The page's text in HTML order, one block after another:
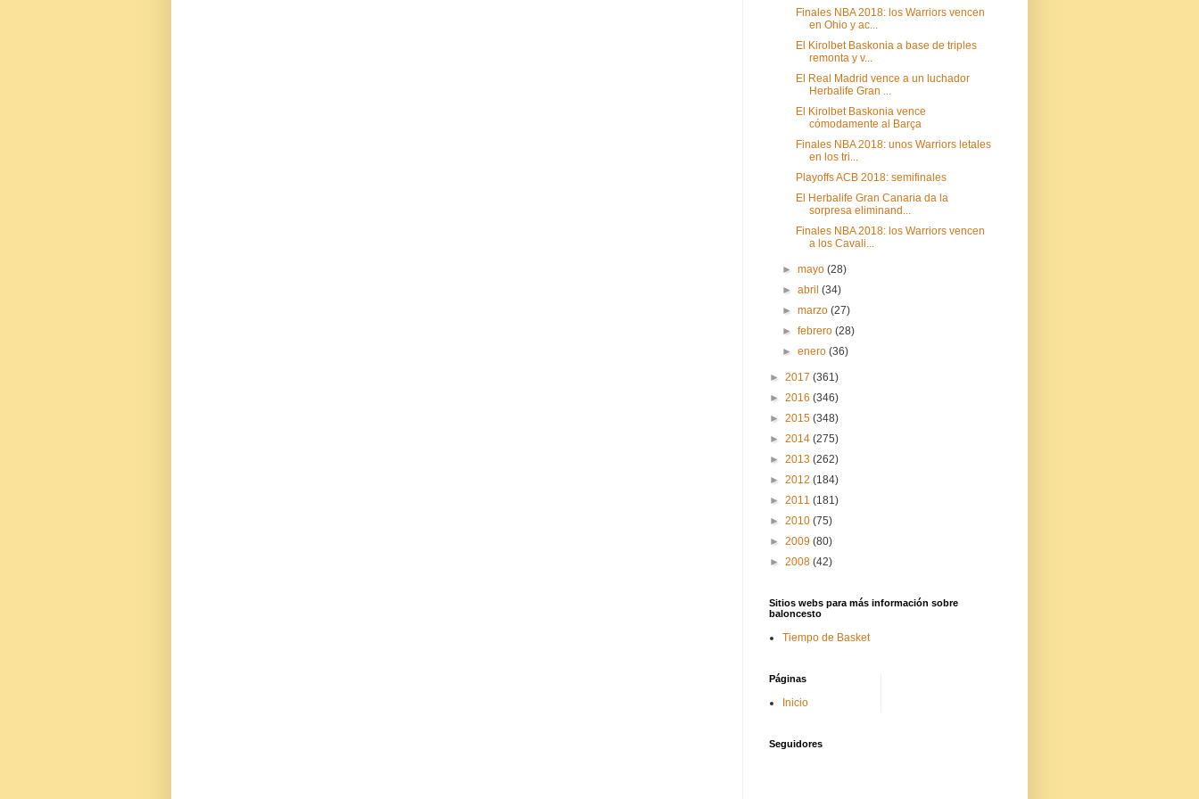
Finales NBA 2018: los Warriors vencen
en Ohio y ac...
El Kirolbet Baskonia a base de triples
remonta y v...
El Real Madrid vence a un luchador
Herbalife Gran ...
El Kirolbet Baskonia vence
cómodamente al Barça
Finales NBA 2018: unos Warriors letales
en los tri...
Playoffs ACB 2018: semifinales
El Herbalife Gran Canaria da la
sorpresa eliminand...
Finales NBA 2018: los Warriors vencen
a los Cavali...
►mayo(28)
►abril(34)
►marzo(27)
►febrero(28)
►enero(36)
► 2017 (361)
► 2016 (346)
► 2015 (348)
► 2014 (275)
► 2013 (262)
► 2012 (184)
► 2011 (181)
► 2010 (75)
► 2009 (80)
► 2008 (42)
Sitios webs para más información sobre
baloncesto
Tiempo de Basket
Páginas
Inicio
Seguidores